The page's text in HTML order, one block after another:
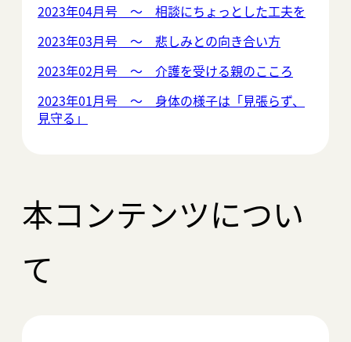
2023年04月号 ～ 相談にちょっとした工夫を
2023年03月号 ～ 悲しみとの向き合い方
2023年02月号 ～ 介護を受ける親のこころ
2023年01月号 ～ 身体の様子は「見張らず、
見守る」
本コンテンツについ
て